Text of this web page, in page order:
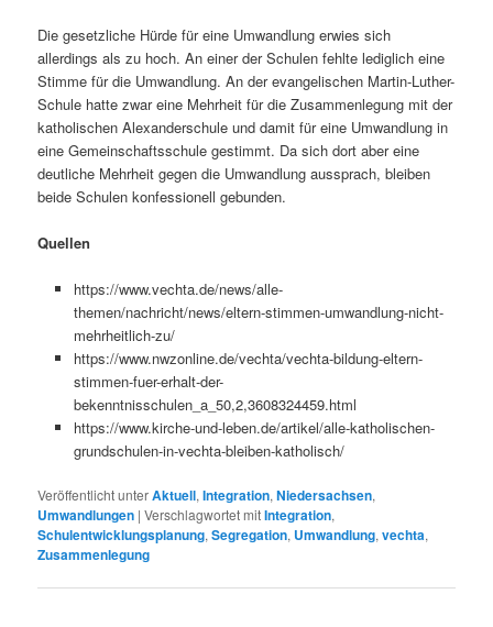
Die gesetzliche Hürde für eine Umwandlung erwies sich
allerdings als zu hoch. An einer der Schulen fehlte lediglich eine
Stimme für die Umwandlung. An der evangelischen Martin-Luther-
Schule hatte zwar eine Mehrheit für die Zusammenlegung mit der
katholischen Alexanderschule und damit für eine Umwandlung in
eine Gemeinschaftsschule gestimmt. Da sich dort aber eine
deutliche Mehrheit gegen die Umwandlung aussprach, bleiben
beide Schulen konfessionell gebunden.
Quellen
https://www.vechta.de/news/alle-
themen/nachricht/news/eltern-stimmen-umwandlung-nicht-
mehrheitlich-zu/
https://www.nwzonline.de/vechta/vechta-bildung-eltern-
stimmen-fuer-erhalt-der-
bekenntnisschulen_a_50,2,3608324459.html
https://www.kirche-und-leben.de/artikel/alle-katholischen-
grundschulen-in-vechta-bleiben-katholisch/
Veröffentlicht unterAktuell,Integration,Niedersachsen,
Umwandlungen |Verschlagwortet mitIntegration,
Schulentwicklungsplanung,Segregation, Umwandlung,vechta,
Zusammenlegung